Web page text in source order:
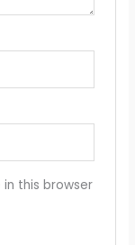
this browser